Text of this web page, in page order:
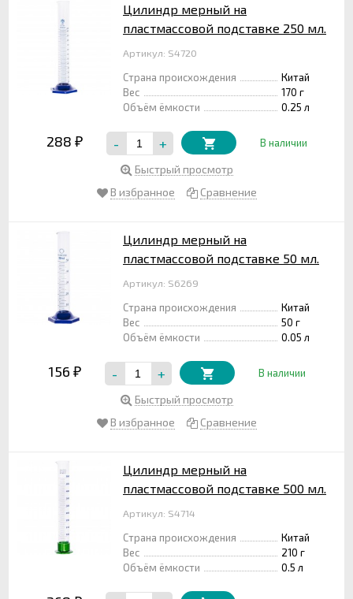
Цилиндр мерный на
пластмассовой подставке 250 мл.
Артикул: S4720
Страна происхождения
Китай
Вес
170 г
Объём ёмкости
0.25 л
288 ₽ - + В наличии
Быстрый просмотр
В избранное
Сравнение
Цилиндр мерный на
пластмассовой подставке 50 мл.
Артикул: S6269
Страна происхождения
Китай
Вес
50 г
Объём ёмкости
0.05 л
156 ₽ - + В наличии
Быстрый просмотр
В избранное
Сравнение
Цилиндр мерный на
пластмассовой подставке 500 мл.
Артикул: S4714
Страна происхождения
Китай
Вес
210 г
Объём ёмкости
0.5 л